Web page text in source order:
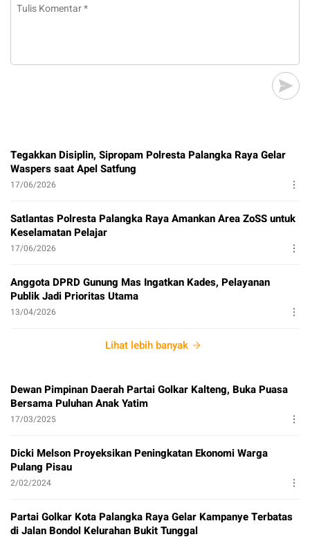
Tegakkan Disiplin, Sipropam Polresta Palangka Raya Gelar
Waspers saat Apel Satfung
17/06/2026
Satlantas Polresta Palangka Raya Amankan Area ZoSS untuk
Keselamatan Pelajar
17/06/2026
Anggota DPRD Gunung Mas Ingatkan Kades, Pelayanan
Publik Jadi Prioritas Utama
13/04/2026
Lihat lebih banyak
Dewan Pimpinan Daerah Partai Golkar Kalteng, Buka Puasa
Bersama Puluhan Anak Yatim
17/03/2025
Dicki Melson Proyeksikan Peningkatan Ekonomi Warga
Pulang Pisau
2/02/2024
Partai Golkar Kota Palangka Raya Gelar Kampanye Terbatas
di Jalan Bondol Kelurahan Bukit Tunggal